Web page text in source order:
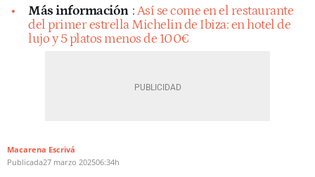
Más información :Así se come en el restaurante
del primer estrella Michelin de Ibiza: en hotel de
lujo y 5 platos menos de 100€
Macarena Escrivá
Publicada27 marzo 202506:34h